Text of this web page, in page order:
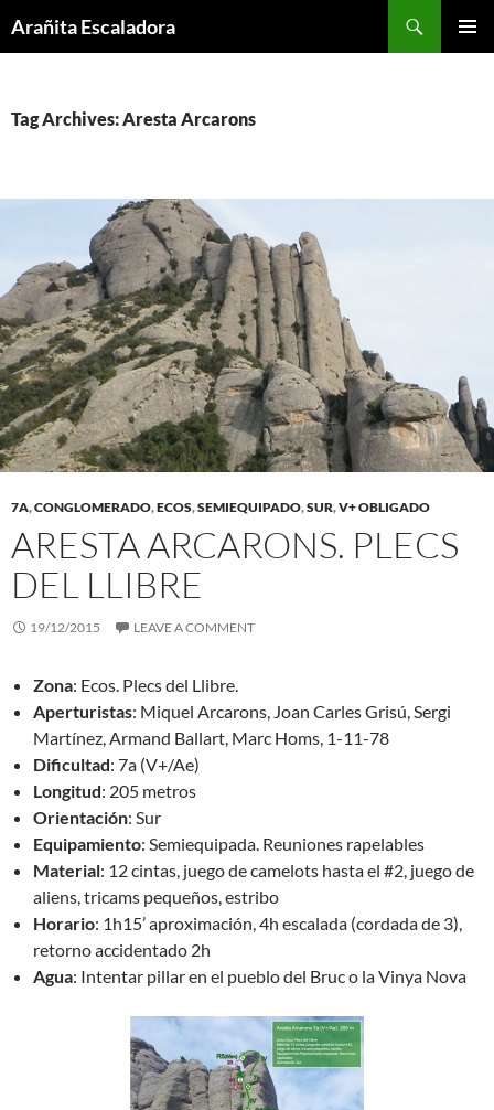
toArañita Escaladora
Tag Archives: Aresta Arcarons
7A,CONGLOMERADO,ECOS,SEMIEQUIPADO,SUR,V+ OBLIGADO
ARESTA ARCARONS. PLECS
DEL LLIBRE
19/12/2015 LEAVE A COMMENT
Zona: Ecos. Plecs del Llibre.
Aperturistas: Miquel Arcarons, Joan Carles Grisú, Sergi
Martínez, Armand Ballart, Marc Homs, 1-11-78
Dificultad: 7a (V+/Ae)
Longitud: 205 metros
Orientación: Sur
Equipamiento: Semiequipada. Reuniones rapelables
Material: 12 cintas, juego de camelots hasta el #2, juego de
aliens, tricams pequeños, estribo
Horario: 1h15’ aproximación, 4h escalada (cordada de 3),
retorno accidentado 2h
Agua: Intentar pillar en el pueblo del Bruc o la Vinya Nova